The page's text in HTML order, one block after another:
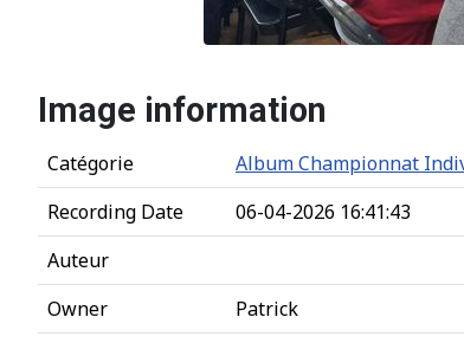
Image information
Catégorie
Album Championnat
Recording Date
06-04-2026 16:41:43
Auteur
Owner
Patrick